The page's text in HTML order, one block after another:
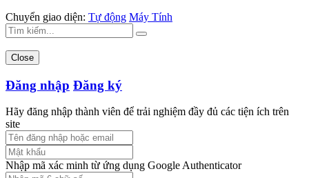
Chuyển giao diện: Tự động Máy Tính
Close
Đăng nhập Đăng ký
Hãy đăng nhập thành viên để trải nghiệm đầy đủ các tiện ích trên
site
Nhập mã xác minh từ ứng dụng Google Authenticator